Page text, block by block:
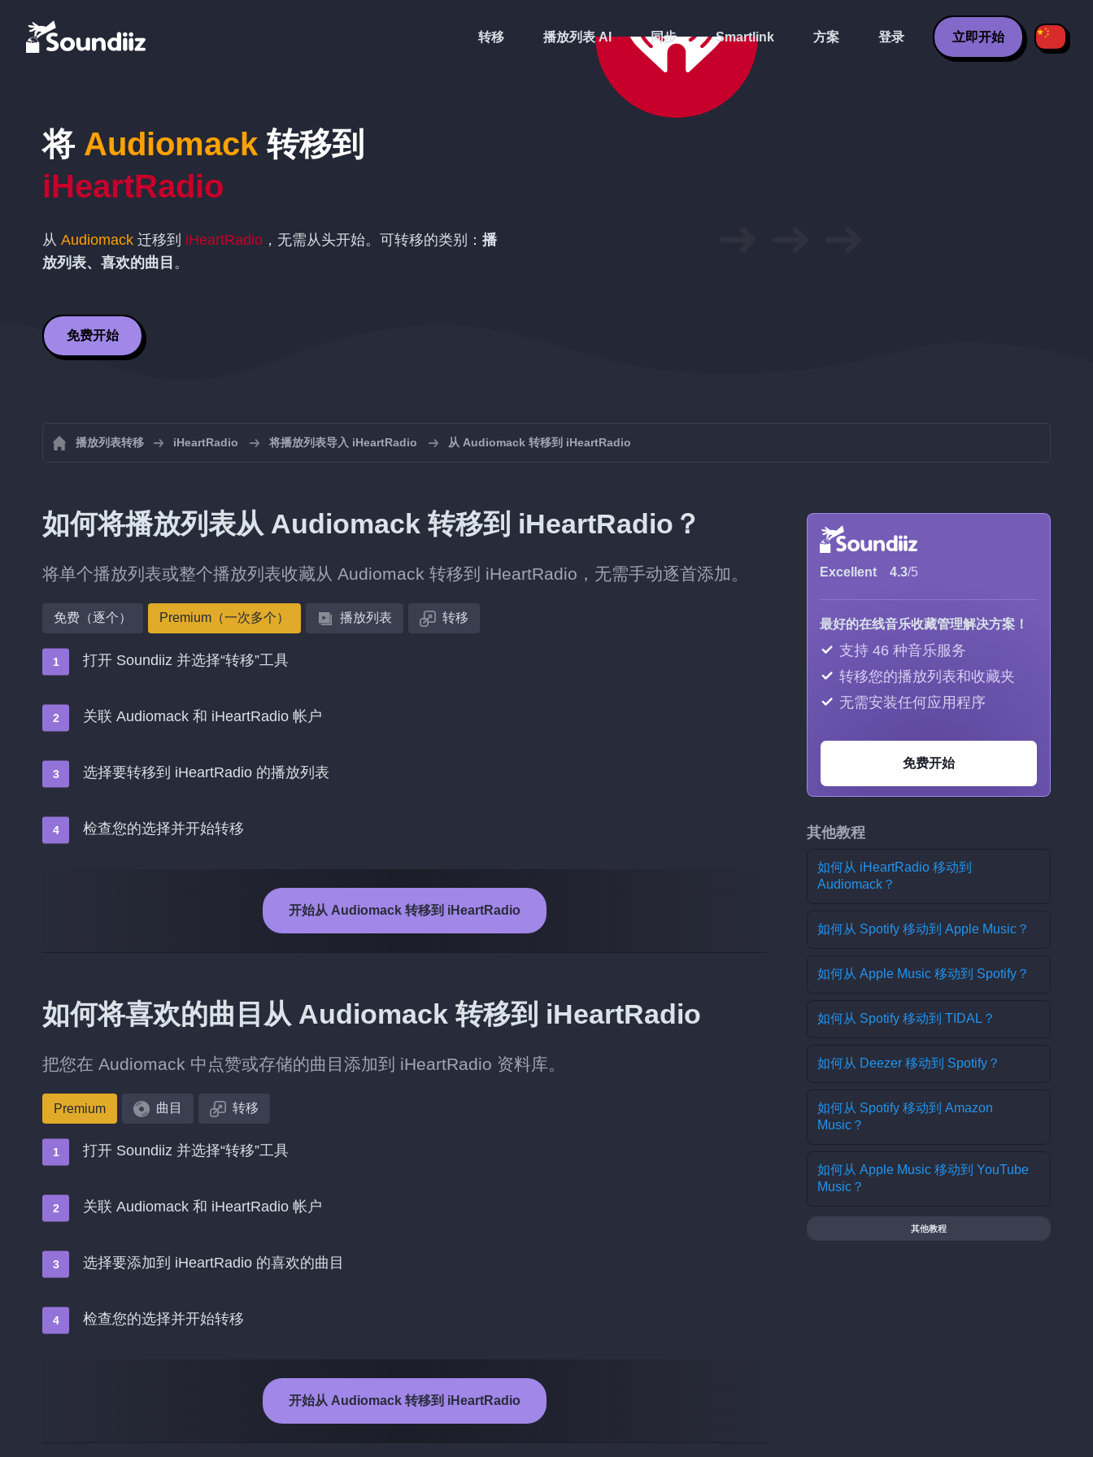
转移 播放列表 AI 同步 Smartlink 方案 登录 立即开始
将 Audiomack 转移到
iHeartRadio
从 Audiomack 迁移到 iHeartRadio ，无需从头开始。可转移的类别： 播
放列表、喜欢的曲目 。
免费开始
播放列表转移 iHeartRadio 将播放列表导入 iHeartRadio 从 Audiomack 转移到 iHeartRadio
如何将播放列表从 Audiomack 转移到 iHeartRadio？
将单个播放列表或整个播放列表收藏从 Audiomack 转移到 iHeartRadio，无需手动逐首添加。
免费（逐个） Premium（一次多个） 播放列表 转移
打开 Soundiiz 并选择“转移”工具
关联 Audiomack 和 iHeartRadio 帐户
选择要转移到 iHeartRadio 的播放列表
检查您的选择并开始转移
开始从 Audiomack 转移到 iHeartRadio
如何将喜欢的曲目从 Audiomack 转移到 iHeartRadio
把您在 Audiomack 中点赞或存储的曲目添加到 iHeartRadio 资料库。
Premium 曲目 转移
打开 Soundiiz 并选择“转移”工具
关联 Audiomack 和 iHeartRadio 帐户
选择要添加到 iHeartRadio 的喜欢的曲目
检查您的选择并开始转移
开始从 Audiomack 转移到 iHeartRadio
Excellent 4.3/5
最好的在线音乐收藏管理解决方案！
支持 46 种音乐服务
转移您的播放列表和收藏夹
无需安装任何应用程序
免费开始
其他教程
如何从 iHeartRadio 移动到
Audiomack？
如何从 Spotify 移动到 Apple Music？
如何从 Apple Music 移动到 Spotify？
如何从 Spotify 移动到 TIDAL？
如何从 Deezer 移动到 Spotify？
如何从 Spotify 移动到 Amazon
Music？
如何从 Apple Music 移动到 YouTube
Music？
其他教程